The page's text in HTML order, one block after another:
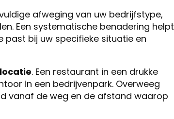
afweging van uw bedrijfstype,
Een systematische benadering helpt
bij uw specifieke situatie en
. Een restaurant in een drukke
in een bedrijvenpark. Overweeg
vanaf de weg en de afstand waarop